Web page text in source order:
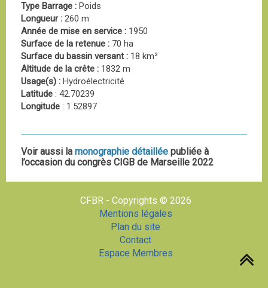
Type Barrage : Poids
Longueur : 260 m
Année de mise en service : 1950
Surface de la retenue : 70 ha
Surface du bassin versant : 18 km²
Altitude de la crête : 1832 m
Usage(s) : Hydroélectricité
Latitude : 42.70239
Longitude : 1.52897
Voir aussi la monographie détaillée publiée à
l’occasion du congrès CIGB de Marseille 2022
CFBR - Copyrights © 2026
Mentions légales
Plan du site
Contact
Espace Membres